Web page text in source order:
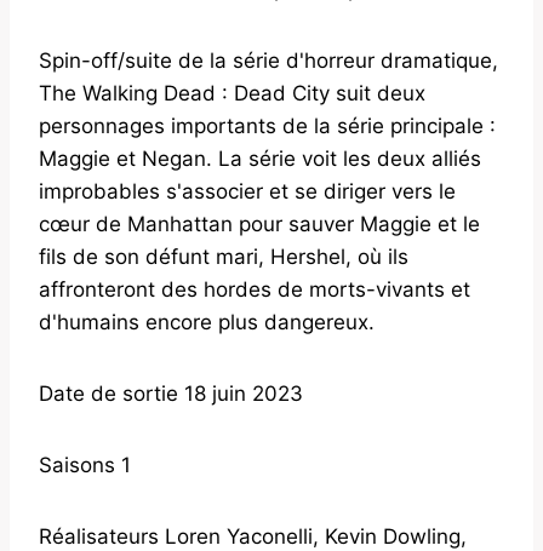
Spin-off/suite de la série d'horreur dramatique,
The Walking Dead : Dead City suit deux
personnages importants de la série principale :
Maggie et Negan. La série voit les deux alliés
improbables s'associer et se diriger vers le
cœur de Manhattan pour sauver Maggie et le
fils de son défunt mari, Hershel, où ils
affronteront des hordes de morts-vivants et
d'humains encore plus dangereux.
Date de sortie 18 juin 2023
Saisons 1
Réalisateurs Loren Yaconelli, Kevin Dowling,